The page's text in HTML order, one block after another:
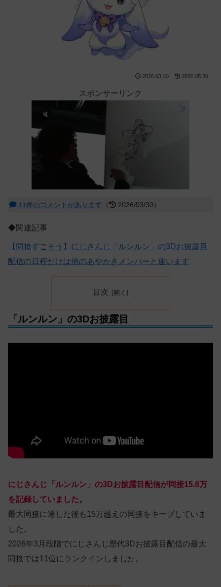
2026.03.20 2026.05.30
スポンサーリンク
11件のコメントがあります （ 2026/03/30）
◆関連記事
【同接すごそう】にじさんじ「ルンルン」の3Dお披露目
配信の日程だけは他のあやかきメンバーと違います
目次
「ルンルン」の3Dお披露目
にじさんじ「ルンルン」の3Dお披露目配信が同接15.8万
を記録していました。
最大同接に達した後も15万越えの同接をキープしていま
した。
2026年3月段階でにじさんじ歴代3Dお披露目配信の最大
同接では11位にランクインしました。